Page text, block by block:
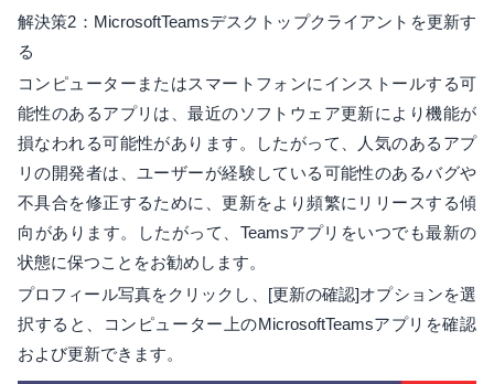
解決策2：MicrosoftTeamsデスクトップクライアントを更新す
る
コンピューターまたはスマートフォンにインストールする可
能性のあるアプリは、最近のソフトウェア更新により機能が
損なわれる可能性があります。したがって、人気のあるアプ
リの開発者は、ユーザーが経験している可能性のあるバグや
不具合を修正するために、更新をより頻繁にリリースする傾
向があります。したがって、Teamsアプリをいつでも最新の
状態に保つことをお勧めします。
プロフィール写真をクリックし、[更新の確認]オプションを選
択すると、コンピューター上のMicrosoftTeamsアプリを確認
および更新できます。